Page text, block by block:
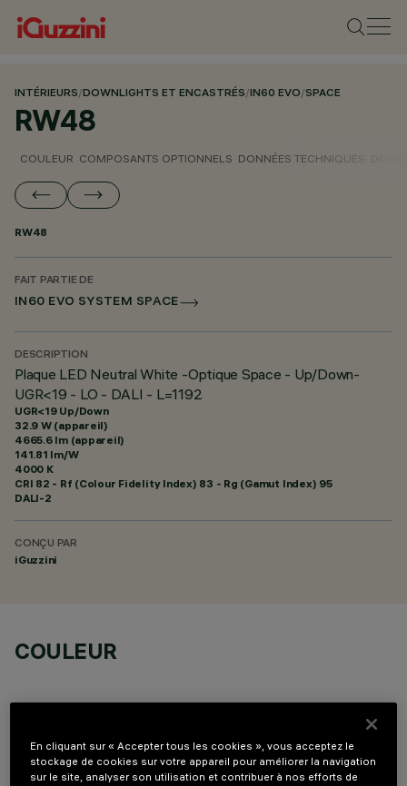
INTÉRIEURS/DOWNLIGHTS ET ENCASTRÉS/IN60 EVO/SPACE
RW48
COULEUR COMPOSANTS OPTIONNELS DONNÉES TECHNIQUES
RW48
FAIT PARTIE DE
IN60 EVO SYSTEM SPACE
DESCRIPTION
Plaque LED Neutral White -Optique Space - Up/Down-
UGR<19 - LO - DALI - L=1192
UGR<19 Up/Down
32.9 W (appareil)
4665.6 lm (appareil)
141.81 lm/W
4000 K
CRI 82 - Rf (Colour Fidelity Index) 83 - Rg (Gamut Index) 95
DALI-2
CONÇU PAR
iGuzzini
COULEUR
En cliquant sur « Accepter tous les cookies », vous acceptez le
stockage de cookies sur votre appareil pour améliorer la navigation
sur le site, analyser son utilisation et contribuer à nos efforts de